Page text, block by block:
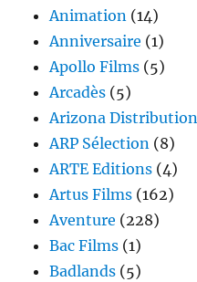
Animation (14)
Anniversaire (1)
Apollo Films (5)
Arcadès (5)
Arizona Distribution
ARP Sélection (8)
ARTE Editions (4)
Artus Films (162)
Aventure (228)
Bac Films (1)
Badlands (5)